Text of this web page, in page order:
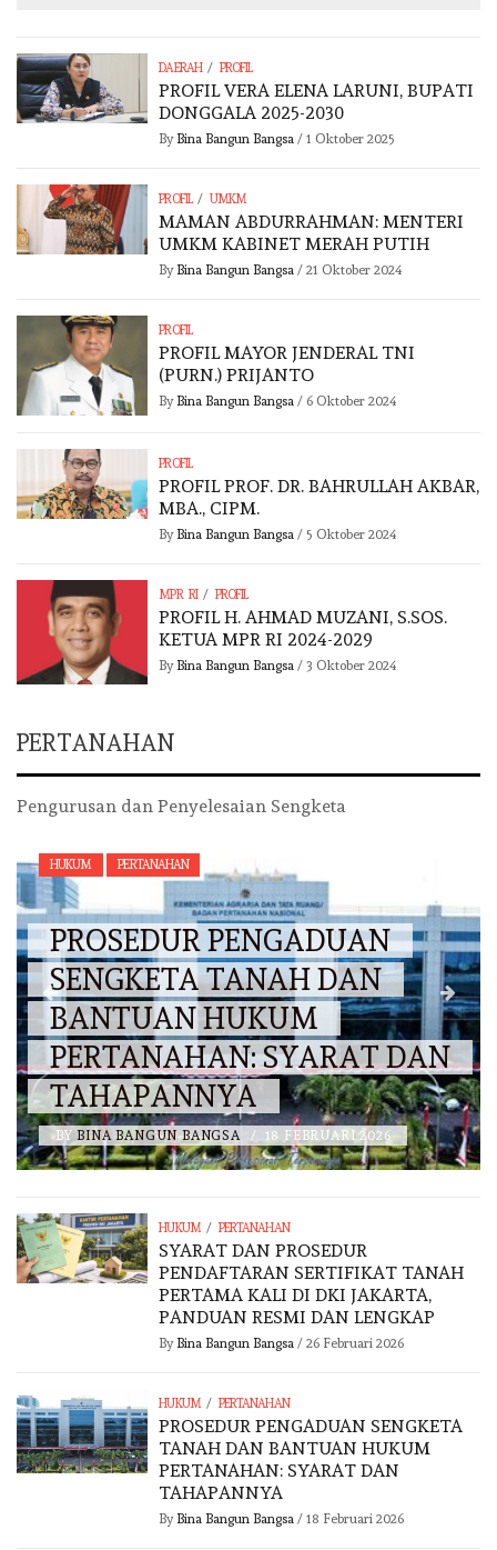
DAERAH / PROFIL
PROFIL VERA ELENA LARUNI, BUPATI
DONGGALA 2025-2030
By Bina Bangun Bangsa/ 1 Oktober 2025
PROFIL / UMKM
MAMAN ABDURRAHMAN: MENTERI
UMKM KABINET MERAH PUTIH
By Bina Bangun Bangsa/ 21 Oktober 2024
PROFIL
PROFIL MAYOR JENDERAL TNI
(PURN.) PRIJANTO
By Bina Bangun Bangsa/ 6 Oktober 2024
PROFIL
PROFIL PROF. DR. BAHRULLAH AKBAR,
MBA., CIPM.
By Bina Bangun Bangsa/ 5 Oktober 2024
MPR RI / PROFIL
PROFIL H. AHMAD MUZANI, S.SOS.
KETUA MPR RI 2024-2029
By Bina Bangun Bangsa/ 3 Oktober 2024
PERTANAHAN
Pengurusan dan Penyelesaian Sengketa
HUKUM PERTANAHAN
PROSEDUR PENGADUAN
SENGKETA TANAH DAN
BANTUAN HUKUM
PERTANAHAN: SYARAT DAN
TAHAPANNYA
BY BINA BANGUN BANGSA / 18 FEBRUARI 2026
HUKUM / PERTANAHAN
SYARAT DAN PROSEDUR
PENDAFTARAN SERTIFIKAT TANAH
PERTAMA KALI DI DKI JAKARTA,
PANDUAN RESMI DAN LENGKAP
By Bina Bangun Bangsa/ 26 Februari 2026
HUKUM / PERTANAHAN
PROSEDUR PENGADUAN SENGKETA
TANAH DAN BANTUAN HUKUM
PERTANAHAN: SYARAT DAN
TAHAPANNYA
By Bina Bangun Bangsa/ 18 Februari 2026